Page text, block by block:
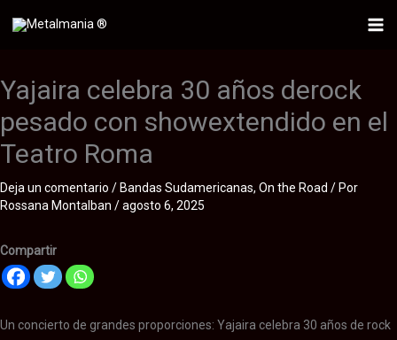
Yajaira celebra 30 años derock
pesado con showextendido en el
Teatro Roma
Deja un comentario / Bandas Sudamericanas, On the Road / Por
Rossana Montalban /agosto 6, 2025
Compartir
Un concierto de grandes proporciones: Yajaira celebra 30 años de rock